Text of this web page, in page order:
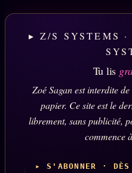
▸ Z/S SYSTEMS
Tu lis
Zoé Sagan est interdite
papier. Ce site est le
librement, sans publicité,
commence
▸ S'ABONNER ·